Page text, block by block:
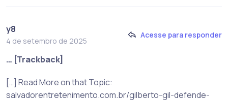
y8
4 de setembro de 2025
Acesse para responder
… [Trackback]
[…] Read More on that Topic:
salvadorentretenimento.com.br/gilberto-gil-defende-